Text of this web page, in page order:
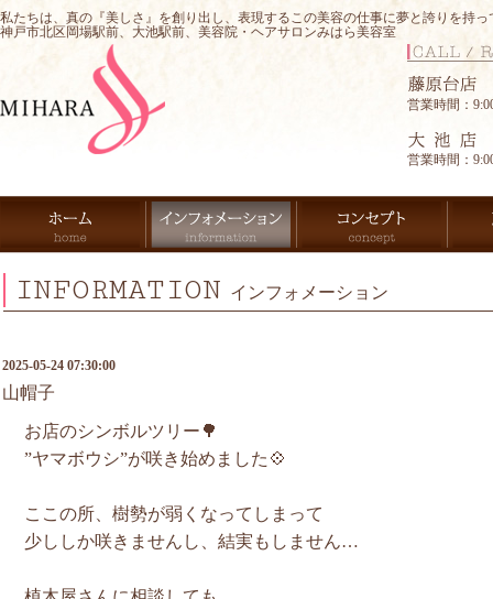
私たちは、真の『美しさ』を創り出し、表現するこの美容の仕事に夢と誇りを持
神戸市北区岡場駅前、大池駅前、美容院・ヘアサロンみはら美容室
営業時間：
営業時間：
INFORMATION インフォメーション
2025-05-24 07:30:00
山帽子
お店のシンボルツリー🌳
”ヤマボウシ”が咲き始めました💠
ここの所、樹勢が弱くなってしまって
少ししか咲きませんし、結実もしません…